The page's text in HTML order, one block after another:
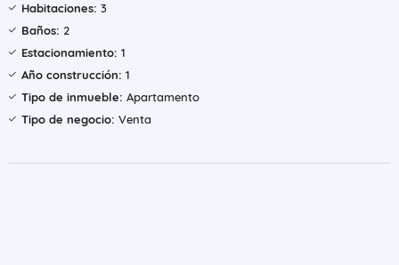
Habitaciones: 3
Baños: 2
Estacionamiento: 1
Año construcción: 1
Tipo de inmueble: Apartamento
Tipo de negocio: Venta